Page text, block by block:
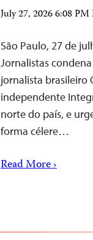
July 27, 2026 6:08
São Paulo, 27 de
Jornalistas
jornalista brasileiro
independente
norte do país, e
forma célere…
Read More ›